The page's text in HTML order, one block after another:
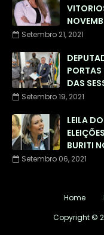
Setembro 21, 2021
DAS
Setembro 19, 2021
LEILA
BURITI
Setembro 06, 2021
Home
Copyright ©